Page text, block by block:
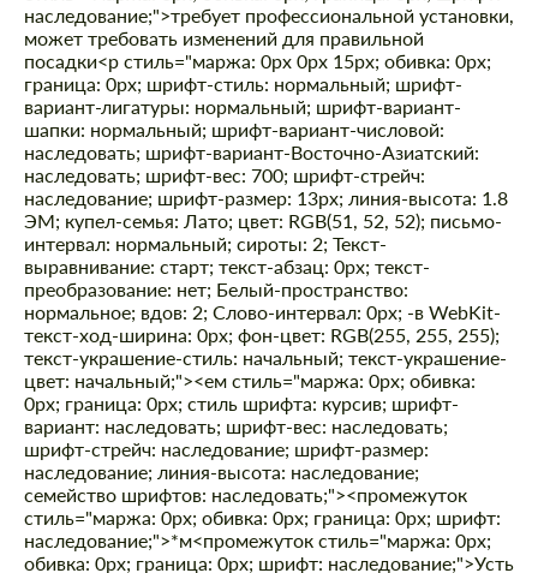
наследование;">требует профессиональной установки,
может требовать изменений для правильной
посадки<р стиль="маржа: 0px 0px 15px; обивка: 0px;
граница: 0px; шрифт-стиль: нормальный; шрифт-
вариант-лигатуры: нормальный; шрифт-вариант-
шапки: нормальный; шрифт-вариант-числовой:
наследовать; шрифт-вариант-Восточно-Азиатский:
наследовать; шрифт-вес: 700; шрифт-стрейч:
наследование; шрифт-размер: 13px; линия-высота: 1.8
ЭМ; купел-семья: Лато; цвет: RGB(51, 52, 52); письмо-
интервал: нормальный; сироты: 2; Текст-
выравнивание: старт; текст-абзац: 0px; текст-
преобразование: нет; Белый-пространство:
нормальное; вдов: 2; Слово-интервал: 0px; -в WebKit-
текст-ход-ширина: 0px; фон-цвет: RGB(255, 255, 255);
текст-украшение-стиль: начальный; текст-украшение-
цвет: начальный;"><ем стиль="маржа: 0px; обивка:
0px; граница: 0px; стиль шрифта: курсив; шрифт-
вариант: наследовать; шрифт-вес: наследовать;
шрифт-стрейч: наследование; шрифт-размер:
наследование; линия-высота: наследование;
семейство шрифтов: наследовать;"><промежуток
стиль="маржа: 0px; обивка: 0px; граница: 0px; шрифт:
наследование;">*м<промежуток стиль="маржа: 0px;
обивка: 0px; граница: 0px; шрифт: наследование;">Усть
Заказать обратный звонок
Please use this form to fill in some basic
information for your price request. We will
contact you within 1 business day with our
most competitive offer.
Cогласиться на обработку
персональных данных
СВЯЖИТЕСЬ СО МНОЙ
Заказать обратный звонок
Please use this form to fill in some basic
information for your price request. We will
contact you within 1 business day with our
most competitive offer.
Cогласиться на обработку
персональных данных
СВЯЖИТЕСЬ СО МНОЙ